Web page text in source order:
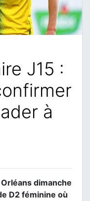
J15 :
à
dimanche
D2 féminine où